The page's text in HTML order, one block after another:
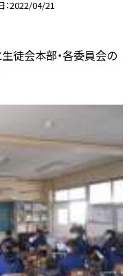
2022/04/21
徒会本部・各委員会の